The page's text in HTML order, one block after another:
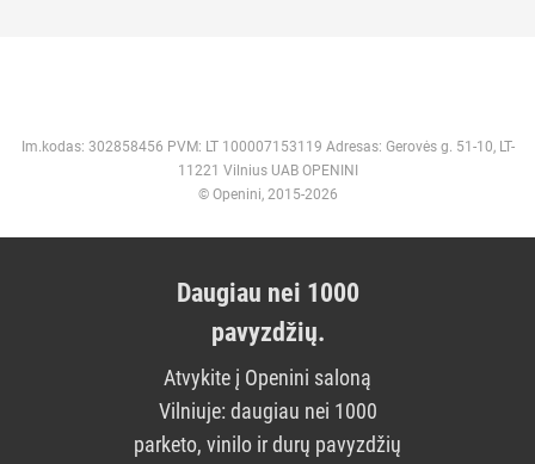
Im.kodas: 302858456 PVM: LT 100007153119 Adresas: Gerovės g. 51-10, LT-
11221 Vilnius UAB OPENINI
© Openini, 2015-2026
Daugiau nei 1000
pavyzdžių.
Atvykite į Openini saloną
Vilniuje: daugiau nei 1000
parketo, vinilo ir durų pavyzdžių